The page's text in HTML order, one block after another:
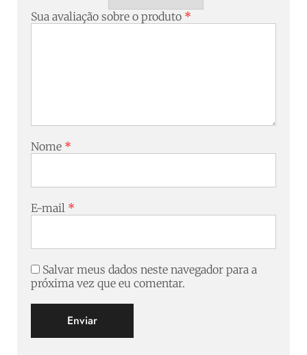
Sua avaliação sobre o produto *
Nome *
E-mail *
Salvar meus dados neste navegador para a
próxima vez que eu comentar.